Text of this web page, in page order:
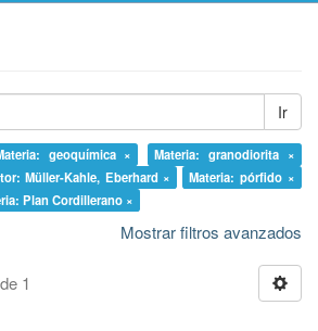
Ir
geoquímica ×
Materia: granodiorita ×
Müller-Kahle, Eberhard ×
Materia: pórfido ×
Plan Cordillerano ×
Mostrar filtros avanzados
1